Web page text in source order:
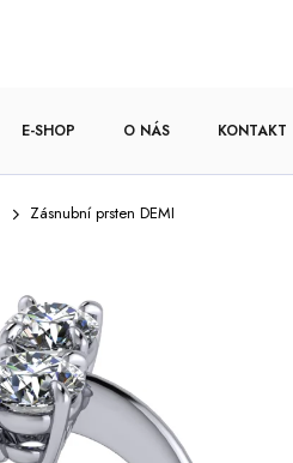
E-SHOP O NÁS KONTAKT
Zásnubní prsten DEMI